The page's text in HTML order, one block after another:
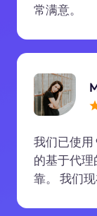
常满意。
我们已使用
的基于代
靠。 我们